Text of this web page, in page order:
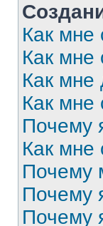
Как мне
Как мне
Как мне
Как мне
Почему
Как мне
Почему
Почему
Почему